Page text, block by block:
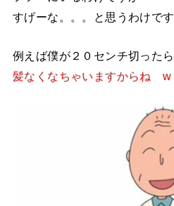
すげーな。。。と思うわけです
例えば僕が２０センチ切ったら
髪なくなちゃいますからね w